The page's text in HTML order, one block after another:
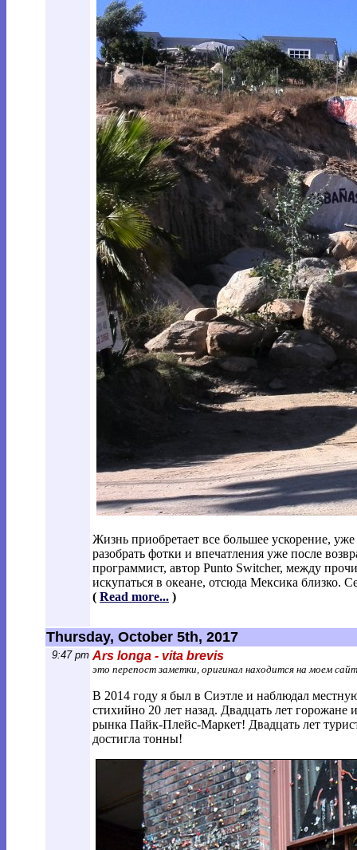
Жизнь приобретает все большее ускорение,
разобрать фотки и впечатления уже после
программист, автор Punto Switcher, между
искупаться в океане, отсюда Мексика близко.
( Read more... )
Thursday, October 5th, 2017
9:47 pm Ars longa - vita brevis
это перепост заметки, оригинал находится на моем
В 2014 году я был в Сиэтле и наблюдал
стихийно 20 лет назад. Двадцать лет
рынка Пайк-Плейс-Маркет! Двадцать лет
достигла тонны!